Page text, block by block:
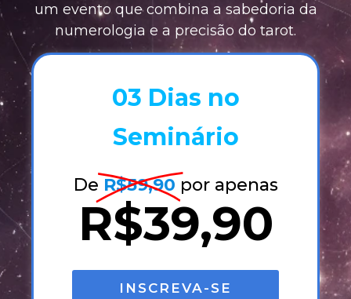
um evento que combina a sabedoria da
numerologia e a precisão do tarot.
03 Dias no
Seminário
De R$59,90 por apenas
R$39,90
INSCREVA-SE